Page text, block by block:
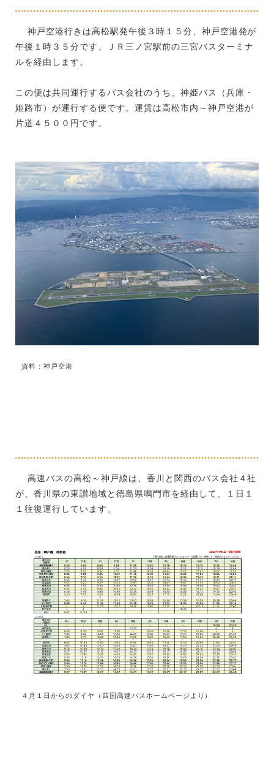
神戸空港行きは高松駅発午後３時１５分、神戸空港発が
午後１時３５分です、ＪＲ三ノ宮駅前の三宮バスターミナ
ルを経由します。
この便は共同運行するバス会社のうち、神姫バス（兵庫・
姫路市）が運行する便です。運賃は高松市内～神戸空港が
片道４５００円です。
資料：神戸空港
高速バスの高松～神戸線は、香川と関西のバス会社４社
が、香川県の東讃地域と徳島県鳴門市を経由して、１日１
１往復運行しています。
４月１日からのダイヤ（四国高速バスホームページより）